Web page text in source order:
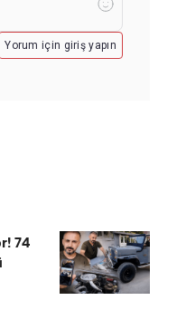
Yorum için giriş yapın
74